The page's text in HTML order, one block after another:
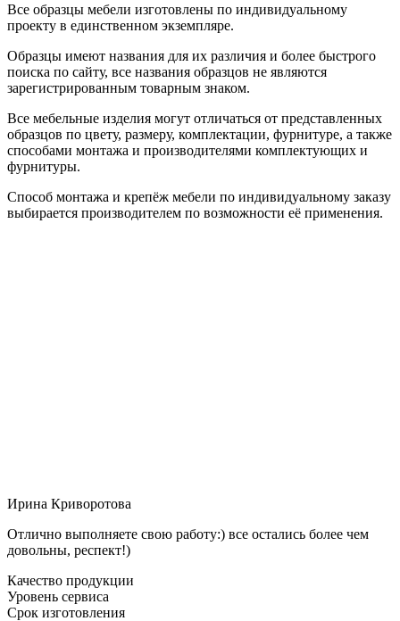
Все образцы мебели изготовлены по индивидуальному
проекту в единственном экземпляре.
Образцы имеют названия для их различия и более быстрого
поиска по сайту, все названия образцов не являются
зарегистрированным товарным знаком.
Все мебельные изделия могут отличаться от представленных
образцов по цвету, размеру, комплектации, фурнитуре, а также
способами монтажа и производителями комплектующих и
фурнитуры.
Способ монтажа и крепёж мебели по индивидуальному заказу
выбирается производителем по возможности её применения.
Ирина Криворотова
Отлично выполняете свою работу:) все остались более чем
довольны, респект!)
Качество продукции
Уровень сервиса
Срок изготовления